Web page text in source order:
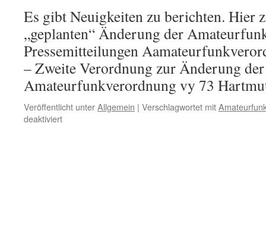
Es gibt Neuigkeiten zu berichten. Hier
„geplanten“ Änderung der
Pressemitteilungen
– Zweite Verordnung zur Änderung der
Amateurfunkverordnung vy 73
Veröffentlicht unterAllgemein | Verschlagwortet mit
deaktiviertfür